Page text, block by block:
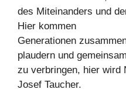
des Miteinanders und
Hier kommen
Generationen
plaudern und
zu verbringen, hier wird
Josef Taucher.